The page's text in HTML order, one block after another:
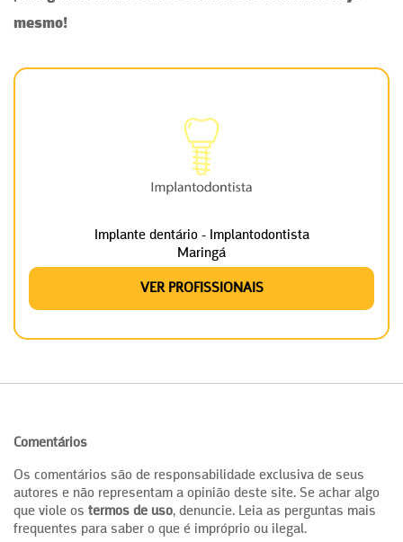
mesmo!
Implante dentário - Implantodontista
Maringá
VER PROFISSIONAIS
Comentários
Os comentários são de responsabilidade exclusiva de seus
autores e não representam a opinião deste site. Se achar algo
que viole os termos de uso, denuncie. Leia as perguntas mais
frequentes para saber o que é impróprio ou ilegal.